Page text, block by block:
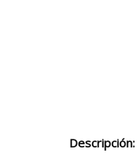
Descripción: